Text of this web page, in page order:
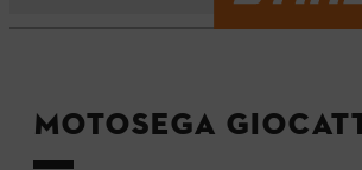
Motosega